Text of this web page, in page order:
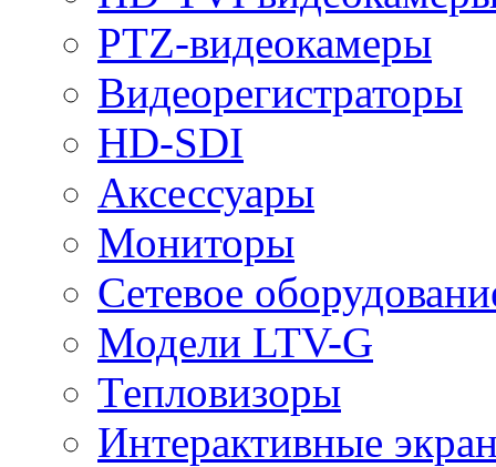
PTZ-видеокамеры
Видеорегистраторы
HD-SDI
Аксессуары
Мониторы
Сетевое
Модели LTV-G
Тепловизоры
Интерактивные